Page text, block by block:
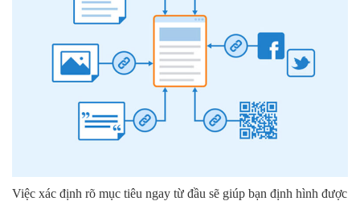
Việc xác định rõ mục tiêu ngay từ đầu sẽ giúp bạn định hình được